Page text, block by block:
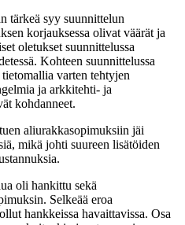
tärkeä syy suunnittelun
korjauksessa olivat väärät ja
oletukset suunnittelussa
Kohteen suunnittelussa
varten tehtyjen
ja arkkitehti- ja
kohdanneet.
aliurakkasopimuksiin jäi
mikä johti suureen lisätöiden
oli hankittu sekä
Selkeää eroa
hankkeissa havaittavissa. Osa